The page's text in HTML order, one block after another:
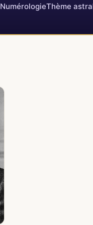
NumérologieThème